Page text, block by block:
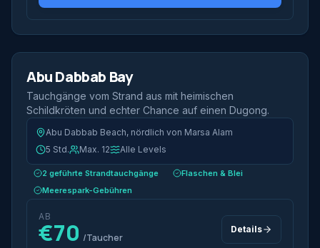
Am beliebtesten
2 Tauchgänge
Abu Dabbab Bay
Tauchgänge vom Strand aus mit heimischen
Schildkröten und echter Chance auf einen Dugong.
Abu Dabbab Beach, nördlich von Marsa Alam
5 Std.
Max. 12 Alle Levels
2 geführte Strandtauchgänge
Flaschen & Blei
Meerespark-Gebühren
AB
€70 /Taucher
Details